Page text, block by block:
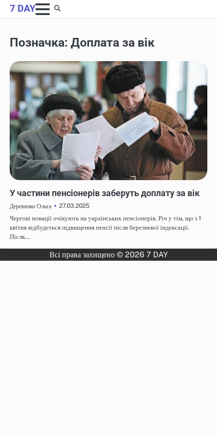
Skip
to
7 DAY
Позначка: Доплата за вік
У частини пенсіонерів заберуть доплату за вік
Деревянко Ольга
27.03.2025
Чергові новації очікують на українських пенсіонерів. Річ у тім, що з 1
квітня відбудеться підвищення пенсії після березневої індексації.
Після…
Всі права захищено © 2026 7 DAY